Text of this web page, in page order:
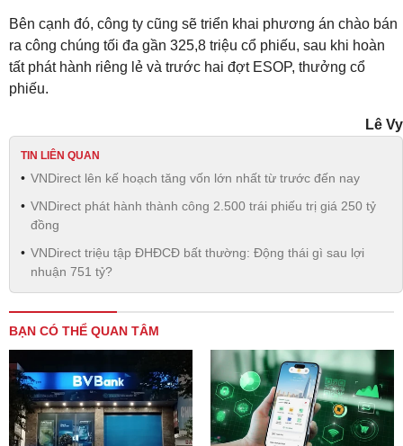
Bên cạnh đó, công ty cũng sẽ triển khai phương án chào bán
ra công chúng tối đa gần 325,8 triệu cổ phiếu, sau khi hoàn
tất phát hành riêng lẻ và trước hai đợt ESOP, thưởng cổ
phiếu.
Lê Vy
TIN LIÊN QUAN
VNDirect lên kế hoạch tăng vốn lớn nhất từ trước đến nay
VNDirect phát hành thành công 2.500 trái phiếu trị giá 250 tỷ
đồng
VNDirect triệu tập ĐHĐCĐ bất thường: Động thái gì sau lợi
nhuận 751 tỷ?
BẠN CÓ THỂ QUAN TÂM